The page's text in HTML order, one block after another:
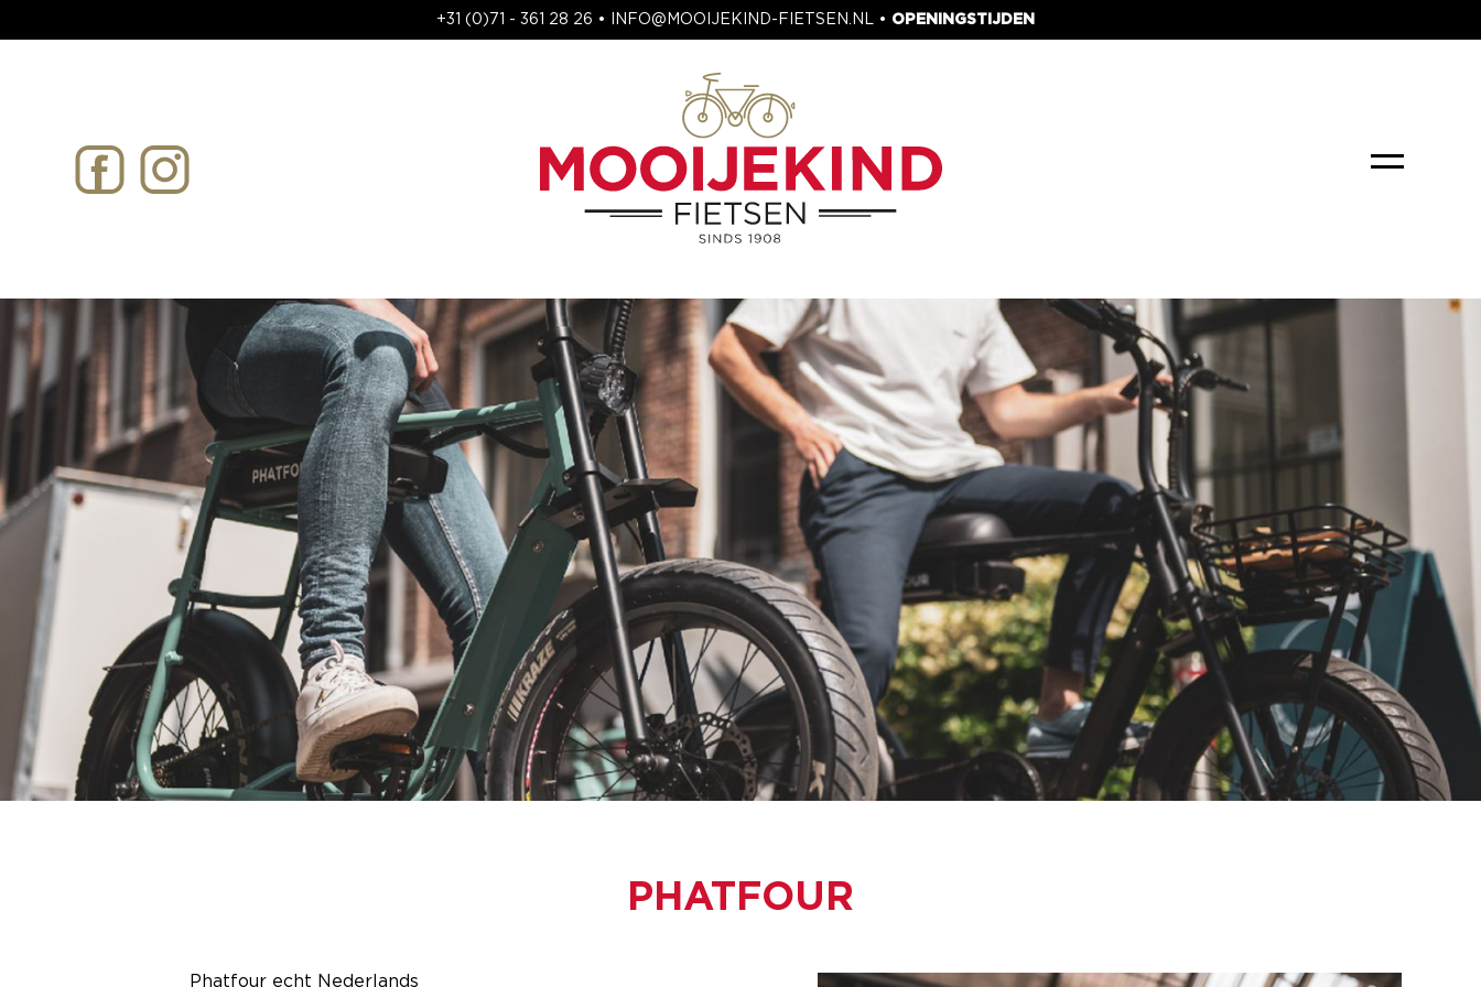
+31 (0)71 - 361 28 26 • INFO@MOOIJEKIND-FIETSEN.NL • OPENINGSTIJDEN
PHATFOUR
Phatfour echt Nederlands